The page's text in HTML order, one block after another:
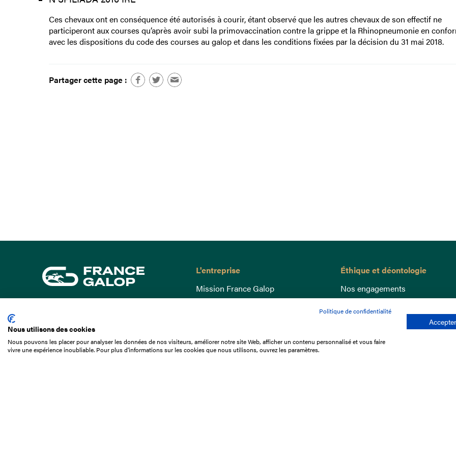
Ces chevaux ont en conséquence été autorisés à courir, étant observé que les autres chevaux de son effectif ne
participeront aux courses qu’après avoir subi la primovaccination contre la grippe et la Rhinopneumonie en
avec les dispositions du code des courses au galop et dans les conditions fixées par la décision du 31 mai 2018.
Partager cette page :
01 49 10 20 29
L'entreprise
Mission France Galop
Gouvernance
Comprendre les courses
Docuthèque
Éthique et déontologie
Nos engagements
Lutte anti-dopage
Bien être equin
Index Egalité Femmes-Hommes
Jeu responsable
Politique de confidentialité
Nous utilisons des cookies
Nous pouvons les placer pour analyser les données de nos visiteurs, améliorer notre site Web, afficher un contenu personnalisé et vous faire
vivre une expérience inoubliable. Pour plus d'informations sur les cookies que nous utilisons, ouvrez les paramètres.